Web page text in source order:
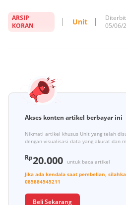
ARSIP
KORAN
Unit
05/06/
Akses konten artikel berbayar ini
Nikmati artikel khusus Unit yang telah
dengan visualisasi data yang akurat dan
Rp20.000
untuk baca artikel
Jika ada kendala saat pembelian,
085884545211
Beli Sekarang